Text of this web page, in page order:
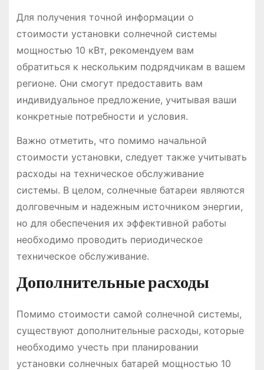
Для получения точной информации о
стоимости установки солнечной системы
мощностью 10 кВт, рекомендуем вам
обратиться к нескольким подрядчикам в вашем
регионе. Они смогут предоставить вам
индивидуальное предложение, учитывая ваши
конкретные потребности и условия.
Важно отметить, что помимо начальной
стоимости установки, следует также учитывать
расходы на техническое обслуживание
системы. В целом, солнечные батареи являются
долговечным и надежным источником энергии,
но для обеспечения их эффективной работы
необходимо проводить периодическое
техническое обслуживание.
Дополнительные расходы
Помимо стоимости самой солнечной системы,
существуют дополнительные расходы, которые
необходимо учесть при планировании
установки солнечных батарей мощностью 10